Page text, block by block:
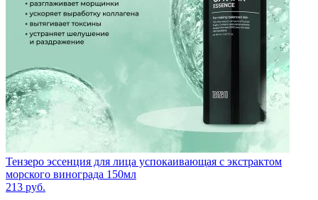
Тензеро эссенция для лица успокаивающая с экстрактом
морского винограда 150мл
213 руб.